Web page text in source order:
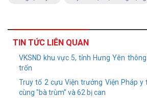
TIN TỨC LIÊN QUAN
VKSND khu vực 5, tỉnh Hưng Yên
trốn
Truy tố 2 cựu Viện trưởng Viện Pháp
cùng "bà trùm” và 62 bị can